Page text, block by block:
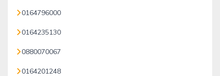
0164796000
0164235130
0880070067
0164201248